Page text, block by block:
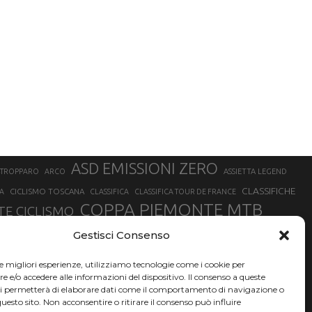
Gestisci Consenso
migliori esperienze, utilizziamo tecnologie come i cookie per
e/o accedere alle informazioni del dispositivo. Il consenso a queste
permetterà di elaborare dati come il comportamento di navigazione o
sito. Non acconsentire o ritirare il consenso può influire
ARCO ASD EMISSIONI ZERO ASSIETTA LEGEND
CICLISMO TOSCANA CLASSIFICA CLASSIFICA TOUR DE FRANCE CLASSIFICHE
CICLISMO COPPA PIEMONTE MTB
FABIO ARU FIAB FINALE LIGURE
HERVÉ BARMASSE INSUBRIA BIKE FESTIVAL
LUCA BRAIDOT MARATHON BIKE DELLA BRIANZA